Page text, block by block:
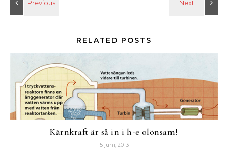
RELATED POSTS
Kärnkraft är så in i h-e olönsam!
5 juni, 2013